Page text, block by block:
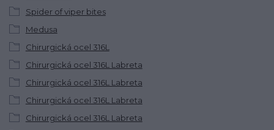
Spider of viper bites
Medusa
Chirurgická ocel 316L
Chirurgická ocel 316L Labreta
Chirurgická ocel 316L Labreta
Chirurgická ocel 316L Labreta
Chirurgická ocel 316L Labreta